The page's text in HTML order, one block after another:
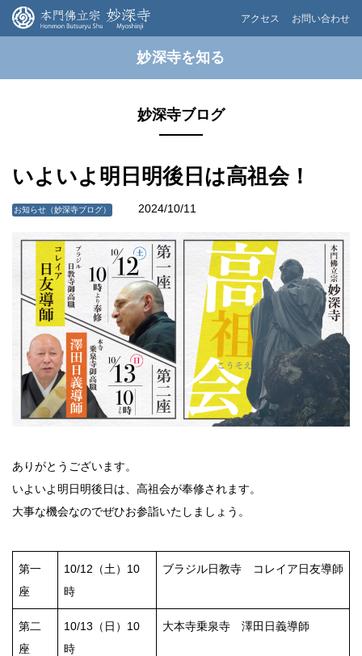
アクセス お問い合わせ
妙深寺を知る
妙深寺ブログ
いよいよ明日明後日は高祖会！
お知らせ（妙深寺ブログ） 2024/10/11
ありがとうございます。
いよいよ明日明後日は、高祖会が奉修されます。
大事な機会なのでぜひお参詣いたしましょう。
第一
座
10/12（土）10
時
ブラジル日教寺 コレイア日友導師
第二
座
10/13（日）10
時
大本寺乗泉寺 澤田日義導師